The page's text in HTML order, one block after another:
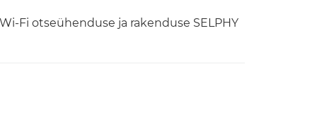
Fi otseühenduse ja rakenduse SELPHY